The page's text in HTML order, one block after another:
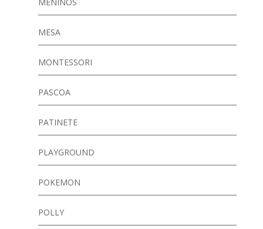
MESA
MONTESSORI
PASCOA
PATINETE
PLAYGROUND
POKEMON
POLLY